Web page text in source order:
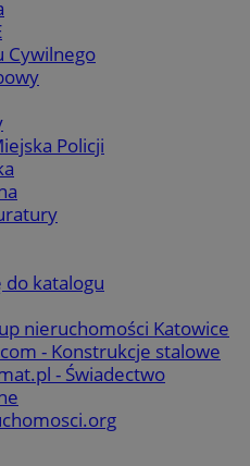
Cywilnego
Policji
katalogu
nieruchomości Katowice
- Konstrukcje stalowe
- Świadectwo